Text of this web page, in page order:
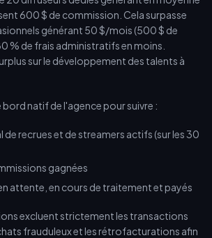
600 $ de commission. Cela surpasse
générant 50 $/mois (500 $ de
% de frais administratifs en moins.
sur le développement des talents à
bord natif de l'agence pour suivre :
recrues et de streamers actifs (sur les 30
gagnées
attente, en cours de traitement et payés
excluent strictement les transactions
frauduleux et les rétrofacturations afin